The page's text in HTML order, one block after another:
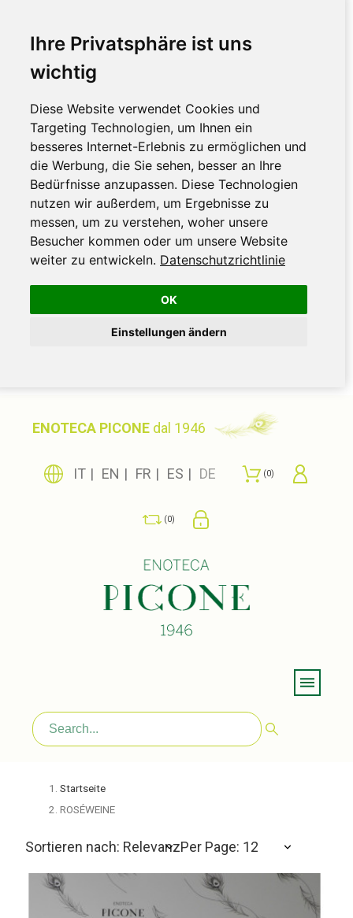
Ihre Privatsphäre ist uns
wichtig
Diese Website verwendet Cookies und
Targeting Technologien, um Ihnen ein
besseres Internet-Erlebnis zu ermöglichen und
die Werbung, die Sie sehen, besser an Ihre
Bedürfnisse anzupassen. Diese Technologien
nutzen wir außerdem, um Ergebnisse zu
messen, um zu verstehen, woher unsere
Besucher kommen oder um unsere Website
weiter zu entwickeln. Datenschutzrichtlinie
OK
Einstellungen ändern
ENOTECA PICONE dal 1946
IT EN FR ES DE 0
0
Startseite
ROSÉWEINE
Sortieren nach: RelevanzPer Page: 12